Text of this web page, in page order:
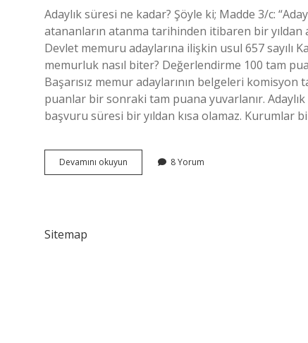
Adaylık süresi ne kadar? Şöyle ki; Madde 3/c:
atananların atanma tarihinden itibaren bir yıldan
Devlet memuru adaylarına ilişkin usul 657 sayılı
memurluk nasıl biter? Değerlendirme 100 tam
Başarısız memur adaylarının belgeleri
puanlar bir sonraki tam puana yuvarlanır.
başvuru süresi bir yıldan kısa olamaz. Kurumlar
Devamını okuyun
Ne
8 Yorum
Sitemap